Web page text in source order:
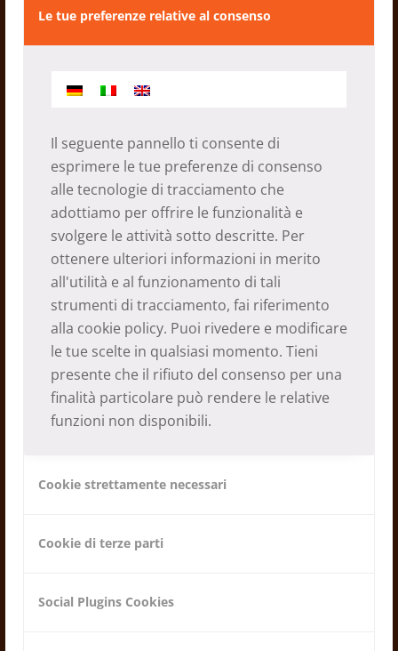
Le tue preferenze relative al consenso
Il seguente pannello ti consente di
esprimere le tue preferenze di consenso
alle tecnologie di tracciamento che
adottiamo per offrire le funzionalità e
svolgere le attività sotto descritte. Per
ottenere ulteriori informazioni in merito
all'utilità e al funzionamento di tali
strumenti di tracciamento, fai riferimento
alla cookie policy. Puoi rivedere e modificare
le tue scelte in qualsiasi momento. Tieni
presente che il rifiuto del consenso per una
finalità particolare può rendere le relative
funzioni non disponibili.
Cookie strettamente necessari
Cookie di terze parti
Social Plugins Cookies
Saimarang – una lunga
cooperazione
12.03.2026